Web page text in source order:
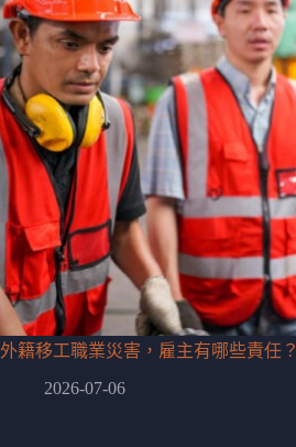
外籍移工職業災害，雇主有哪些責任？
2026-07-06